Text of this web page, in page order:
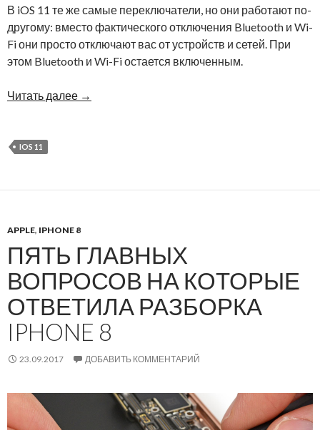
В iOS 11 те же самые переключатели, но они работают по-
другому: вместо фактического отключения Bluetooth и Wi-
Fi они просто отключают вас от устройств и сетей. При
этом Bluetooth и Wi-Fi остается включенным.
Читать далее →
IOS 11
APPLE, IPHONE 8
ПЯТЬ ГЛАВНЫХ
ВОПРОСОВ НА КОТОРЫЕ
ОТВЕТИЛА РАЗБОРКА
IPHONE 8
23.09.2017 ДОБАВИТЬ КОММЕНТАРИЙ